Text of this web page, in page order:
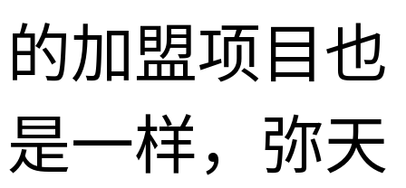
的加盟项目也
是一样，弥天